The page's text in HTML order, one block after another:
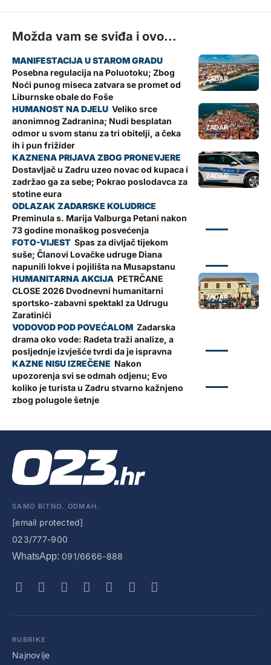
Možda vam se sviđa i ovo...
ZADAR
Posebna regulacija na Poluotoku; Zbog
Noći punog miseca zatvara se promet od
Liburnske obale do Foše
ZADAR
Veliko srce
anonimnog Zadranina; Nudi besplatan
odmor u svom stanu za tri obitelji, a čeka
ih i pun frižider
ZADAR
Dostavljač u Zadru uzeo novac od kupaca i
zadržao ga za sebe; Pokrao poslodavca za
stotine eura
Preminula s. Marija Valburga Petani nakon
73 godine monaškog posvećenja
Spas za divljač tijekom
suše; Članovi Lovačke udruge Diana
napunili lokve i pojilišta na Musapstanu
ZADAR
PETRČANE
CLOSE 2026 Dvodnevni humanitarni
sportsko-zabavni spektakl za Udrugu
Zaratinići
Zadarska
drama oko vode: Radeta traži analize, a
posljednje izvješće tvrdi da je ispravna
Nakon
upozorenja svi se odmah odjenu; Evo
koliko je turista u Zadru stvarno kažnjeno
zbog polugole šetnje
SAMO BITNO. ODMAH.
[email protected]
023/777-900
WhatsApp: 091/6666-888
RUBRIKE
Najnovije